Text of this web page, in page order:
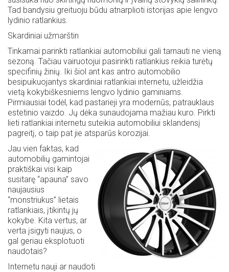
Tad bandysiu greituoju būdu atnarplioti istorijas apie lengvo
lydinio ratlankius.
Skardiniai užmarštin
Tinkamai parinkti ratlankiai automobiliui gali tarnauti ne vieną
sezoną. Tačiau vairuotojui pasirinkti ratlankius reikia turėtų
specifinių žinių. Iki šiol ant kas antro automobilio
besipuikuojantys skardiniai ratlankiai internetu, užleidžia
vietą kokybiškesniems lengvo lydinio gaminiams.
Pirmiausiai todėl, kad pastarieji yra modernūs, patrauklaus
estetinio vaizdo. Jų dėka sunaudojama mažiau kuro. Pirkti
lieti ratlankiai internetu suteikia automobiliui sklandensį
pagreitį, o taip pat jie atsparūs korozijai.
Jau vien faktas, kad
automobilių gamintojai
praktiškai visi kaip
susitarę “apauna” savo
naujausius
“monstriukus” lietais
ratlankiais, įtikintų jų
kokybe. Kita vertus, ar
verta įsigyti naujus, o
gal geriau eksplotuoti
naudotais?
Internetu nauji ar naudoti